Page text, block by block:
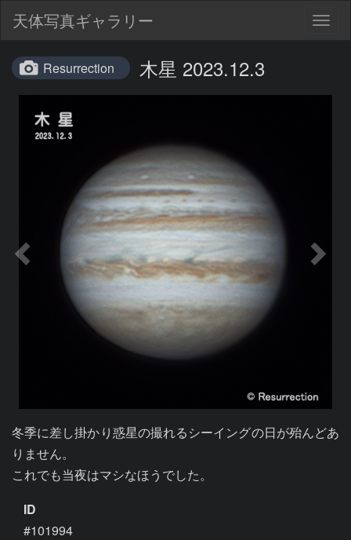
天体写真ギャラリー
Resurrection 木星 2023.12.3
冬季に差し掛かり惑星の撮れるシーイングの日が殆んどあ
りません。
これでも当夜はマシなほうでした。
ID
#101994